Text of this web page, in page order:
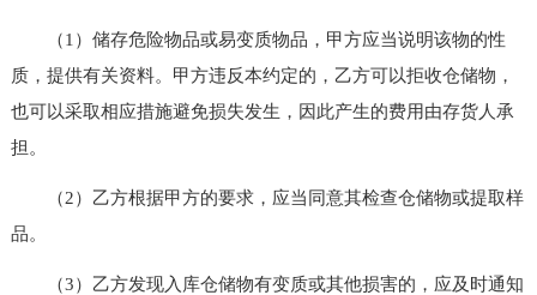
（1）储存危险物品或易变质物品，甲方应当说明该物的性
质，提供有关资料。甲方违反本约定的，乙方可以拒收仓储物，
也可以采取相应措施避免损失发生，因此产生的费用由存货人承
担。
（2）乙方根据甲方的要求，应当同意其检查仓储物或提取样
品。
（3）乙方发现入库仓储物有变质或其他损害的，应及时通知